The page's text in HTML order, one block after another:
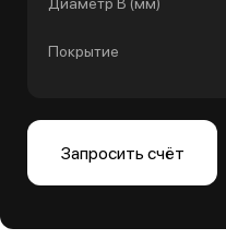
Диаметр B (мм)
Покрытие
Запросить счёт